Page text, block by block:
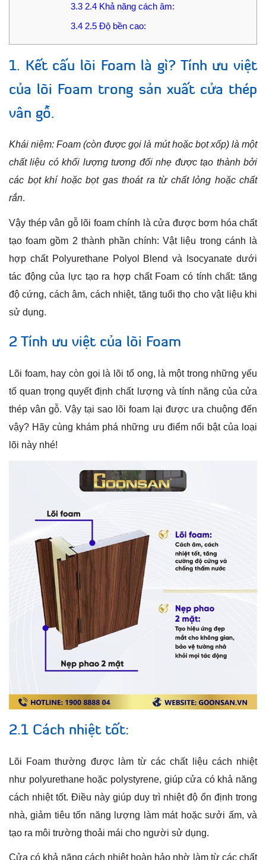
3.32.4 Khả năng cách âm:
3.42.5 Độ bền cao:
1. Kết cấu lõi Foam là gì? Tính ưu việt
của lõi Foam trong sản xuất cửa thép
vân gỗ.
Khái niệm: Foam (còn được gọi là mút hoặc bọt xốp) là một
chất liệu có khối lượng tương đối nhẹ được tạo thành bởi
các bọt khí hoặc bọt gas thoát ra từ chất lỏng hoặc chất
rắn.
Vậy thép vân gỗ lõi foam chính là cửa được bơm hóa chất
tạo foam gồm 2 thành phần chính: Vật liệu trong cánh là
hợp chất Polyurethane Polyol Blend và Isocyanate dưới
tác động của lực tạo ra hợp chất Foam có tính chất: tăng
độ cứng, cách âm, cách nhiệt, tăng tuổi thọ cho vật liệu khi
sử dụng.
2 Tính ưu việt của lõi Foam
Lõi foam, hay còn gọi là lõi tổ ong, là một trong những yếu
tố quan trọng quyết định chất lượng và tính năng của cửa
thép vân gỗ. Vậy tại sao lõi foam lại được ưa chuộng đến
vậy? Hãy cùng khám phá những ưu điểm nổi bật của loại
lõi này nhé!
2.1 Cách nhiệt tốt:
Lõi Foam thường được làm từ các chất liệu cách nhiệt
như polyurethane hoặc polystyrene, giúp cửa có khả năng
cách nhiệt tốt. Điều này giúp duy trì nhiệt độ ổn định trong
nhà, giảm tiêu tốn năng lượng làm mát hoặc sưởi ấm, và
tạo ra môi trường thoải mái cho người sử dụng.
Cửa có khả năng cách nhiệt hoàn hảo nhờ làm từ các chất